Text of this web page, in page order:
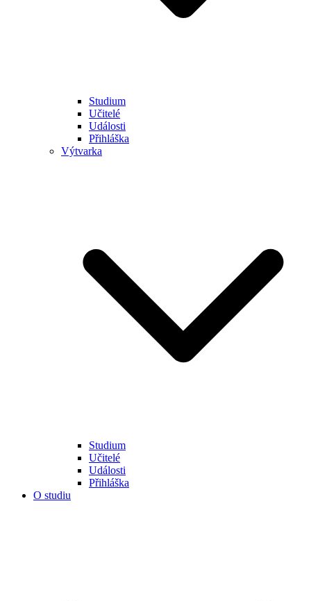
Studium
Učitelé
Události
Přihláška
Výtvarka
Studium
Učitelé
Události
Přihláška
O studiu